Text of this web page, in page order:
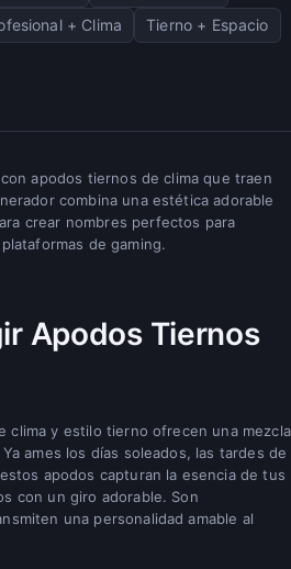
+ Clima
Tierno + Espacio
apodos tiernos de clima que traen
combina una estética adorable
crear nombres perfectos para
de gaming.
Apodos Tiernos
clima y estilo tierno ofrecen una mezcla
ames los días soleados, las tardes de
apodos capturan la esencia de tus
con un giro adorable. Son
una personalidad amable al